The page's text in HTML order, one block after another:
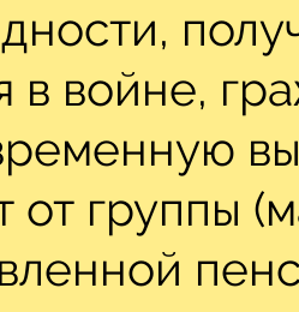
в войне,
от группы